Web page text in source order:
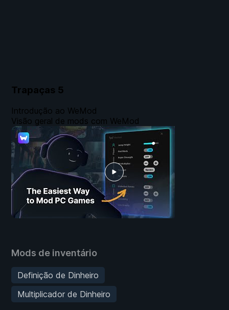
Trapaças 5
Mods de inventário
Definição de Dinheiro
Multiplicador de Dinheiro
Introdução ao WeMod
Visão geral de mods com WeMod